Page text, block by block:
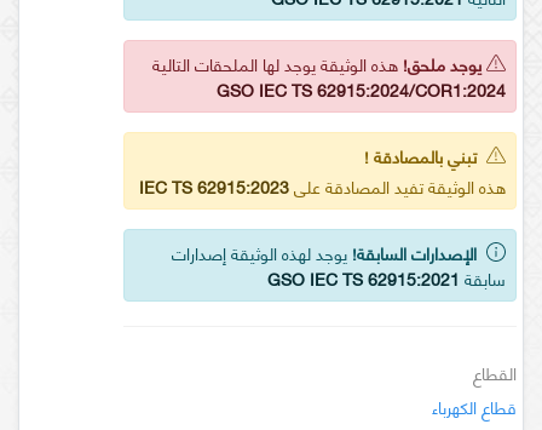
يوجد ملحق! هذه الوثيقة يوجد لها الملحقات التالية
GSO IEC TS 62915:2024/COR1:2024
تبني بالمصادقة !
هذه الوثيقة تفيد المصادقة علىIEC TS 62915:2023
الإصدارات السابقة! يوجد لهذه الوثيقة إصدارات
سابقة GSO IEC TS 62915:2021
القطاع
قطاع الكهرباء